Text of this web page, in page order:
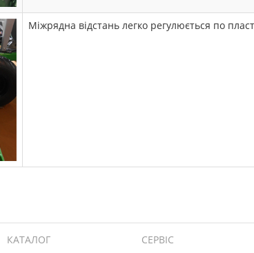
Міжрядна відстань легко регулюється по
КАТАЛОГ
СЕРВІС